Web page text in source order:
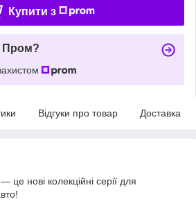
Купити з
Пром?
Відгуки про товар Доставка
нові колекційні серії для